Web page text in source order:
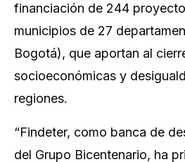
financiación de 244
municipios de 27
Bogotá), que aportan al
socioeconómicas y
regiones.
“Findeter, como banca de
del Grupo Bicentenario, ha